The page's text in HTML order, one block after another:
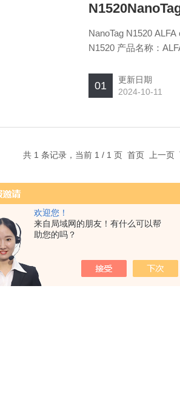
欢迎您！
来自局域网的朋友！有什么可以帮
助您的吗？
NanoTag N1520
N1520 产品名称：ALFA
01
更新日期
2024-10-11
共 1 条记录，当前 1 / 1 页 首页 上一